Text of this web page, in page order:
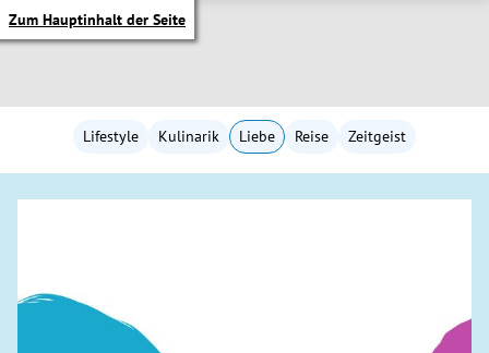
Zum Hauptinhalt der Seite
Lifestyle Kulinarik Liebe Reise Zeitgeist